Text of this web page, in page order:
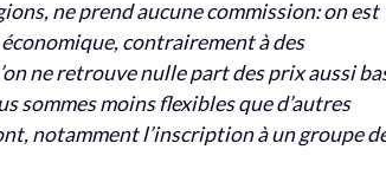
ne prend aucune commission: on est
contrairement à des
ne retrouve nulle part des prix aussi
s sommes moins flexibles que d’autres
notamment l’inscription à un groupe